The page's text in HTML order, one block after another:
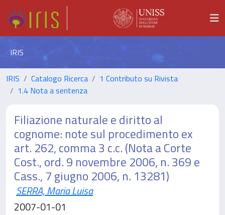
IRIS
IRIS Catalogo Ricerca
1 Contributo su Rivista
1.4 Nota a sentenza
Filiazione naturale e diritto al
cognome: note sul procedimento ex
art. 262, comma 3 c.c. (Nota a Corte
Cost., ord. 9 novembre 2006, n. 369 e
Cass., 7 giugno 2006, n. 13281)
SERRA, Maria Luisa
2007-01-01